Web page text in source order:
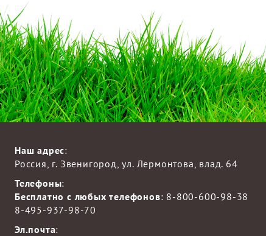
Наш адрес:
Россия, г. Звенигород, ул. Лермонтова, влад. 64
Телефоны:
Бесплатно с любых телефонов: 8-800-600-98-38
8-495-937-98-70
Эл.почта: